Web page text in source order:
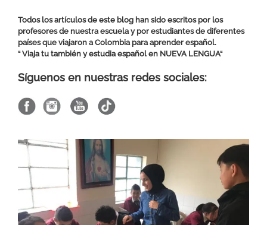
Todos los artículos de este blog han sido escritos por los
profesores de nuestra escuela y por estudiantes de diferentes
países que viajaron a Colombia para aprender español.
“ Viaja tu también y estudia español en NUEVA LENGUA“
Síguenos en nuestras redes sociales: